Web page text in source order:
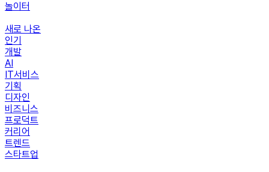
놀이터
새로 나온
인기
개발
AI
IT서비스
기획
디자인
비즈니스
프로덕트
커리어
트렌드
스타트업